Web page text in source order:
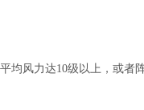
风力达10级以上，或者